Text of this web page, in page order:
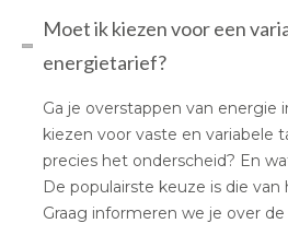
Moet ik kiezen voor een
energietarief?
Ga je overstappen van energie
kiezen voor vaste en variabele
precies het onderscheid? En
De populairste keuze is die
Graag informeren we je over de